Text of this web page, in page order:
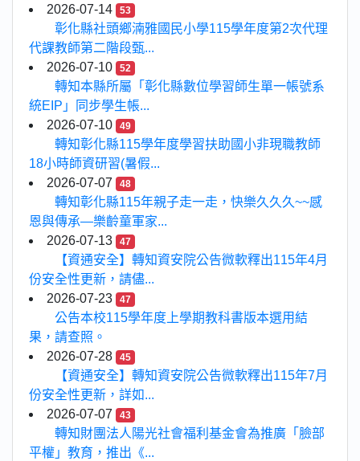
2026-07-14
53
彰化縣社頭鄉湳雅國民小學115學年度第2次代理
代課教師第二階段甄...
2026-07-10
52
轉知本縣所屬「彰化縣數位學習師生單一帳號系
統EIP」同步學生帳...
2026-07-10
49
轉知彰化縣115學年度學習扶助國小非現職教師
18小時師資研習(暑假...
2026-07-07
48
轉知彰化縣115年親子走一走，快樂久久久~~感
恩與傳承—樂齡童軍家...
2026-07-13
47
【資通安全】轉知資安院公告微軟釋出115年4月
份安全性更新，請儘...
2026-07-23
47
公告本校115學年度上學期教科書版本選用結
果，請查照。
2026-07-28
45
【資通安全】轉知資安院公告微軟釋出115年7月
份安全性更新，詳如...
2026-07-07
43
轉知財團法人陽光社會福利基金會為推廣「臉部
平權」教育，推出《...